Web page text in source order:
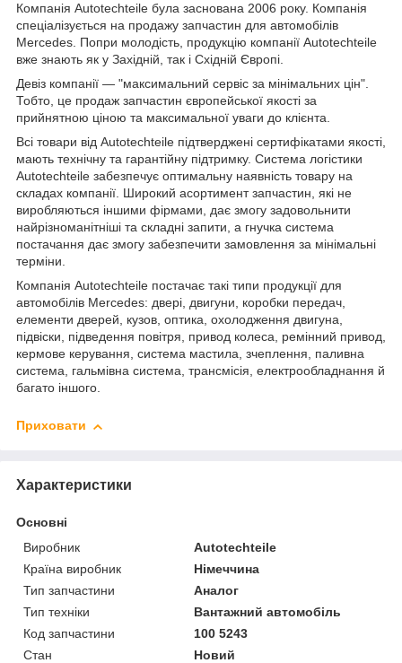
Компанія Autotechteile була заснована 2006 року. Компанія
спеціалізується на продажу запчастин для автомобілів
Mercedes. Попри молодість, продукцію компанії Autotechteile
вже знають як у Західній, так і Східній Європі.
Девіз компанії — "максимальний сервіс за мінімальних цін".
Тобто, це продаж запчастин європейської якості за
прийнятною ціною та максимальної уваги до клієнта.
Всі товари від Autotechteile підтверджені сертифікатами якості,
мають технічну та гарантійну підтримку. Система логістики
Autotechteile забезпечує оптимальну наявність товару на
складах компанії. Широкий асортимент запчастин, які не
виробляються іншими фірмами, дає змогу задовольнити
найрізноманітніші та складні запити, а гнучка система
постачання дає змогу забезпечити замовлення за мінімальні
терміни.
Компанія Autotechteile постачає такі типи продукції для
автомобілів Mercedes: двері, двигуни, коробки передач,
елементи дверей, кузов, оптика, охолодження двигуна,
підвіски, підведення повітря, привод колеса, ремінний привод,
кермове керування, система мастила, зчеплення, паливна
система, гальмівна система, трансмісія, електрообладнання й
багато іншого.
Приховати
Характеристики
Основні
Виробник
Autotechteile
Країна виробник
Німеччина
Тип запчастини
Аналог
Тип техніки
Вантажний автомобіль
Код запчастини
100 5243
Стан
Новий